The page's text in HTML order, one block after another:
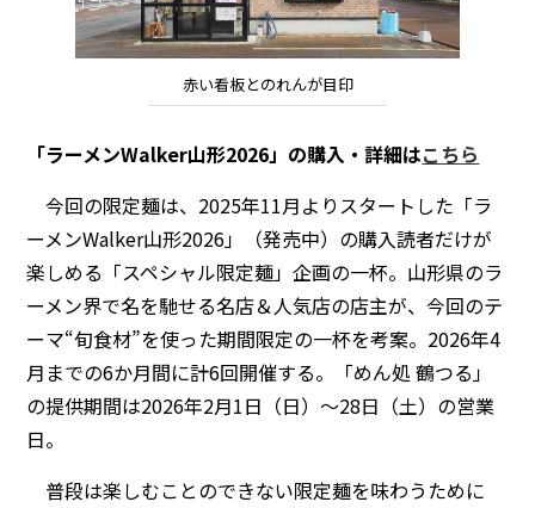
赤い看板とのれんが目印
「ラーメンWalker山形2026」の購入・詳細はこちら
今回の限定麺は、2025年11月よりスタートした「ラ
ーメンWalker山形2026」（発売中）の購入読者だけが
楽しめる「スペシャル限定麺」企画の一杯。山形県のラ
ーメン界で名を馳せる名店＆人気店の店主が、今回のテ
ーマ“旬食材”を使った期間限定の一杯を考案。2026年4
月までの6か月間に計6回開催する。「めん処 鶴つる」
の提供期間は2026年2月1日（日）〜28日（土）の営業
日。
普段は楽しむことのできない限定麺を味わうために